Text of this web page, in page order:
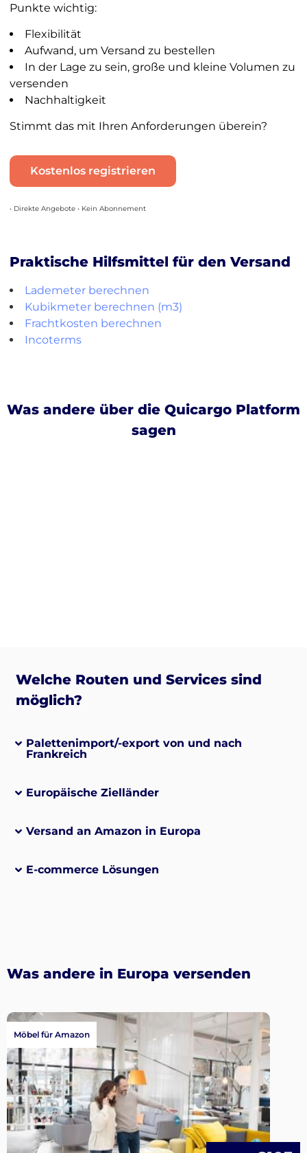
Punkte wichtig:
Flexibilität
Aufwand, um Versand zu bestellen
In der Lage zu sein, große und kleine Volumen zu
versenden
Nachhaltigkeit
Stimmt das mit Ihren Anforderungen überein?
Kostenlos registrieren
• Direkte Angebote • Kein Abonnement
Praktische Hilfsmittel für den Versand
Lademeter berechnen
Kubikmeter berechnen (m3)
Frachtkosten berechnen
Incoterms
Was andere über die Quicargo Platform
sagen
Welche Routen und Services sind
möglich?
Palettenimport/-export von und nach
Frankreich
Europäische Zielländer
Versand an Amazon in Europa
E-commerce Lösungen
Was andere in Europa versenden
Möbel für Amazon